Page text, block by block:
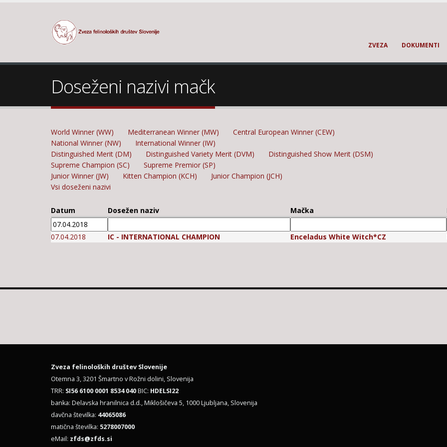
ZVEZA DOKUMENTI
Doseženi nazivi mačk
World Winner (WW) Mediterranean Winner (MW)
Central European Winner (CEW)
National Winner (NW)
International Winner (IW)
Distinguished Merit (DM)
Distinguished Variety Merit (DVM)
Distinguished Show Merit (DSM)
Supreme Champion (SC)
Supreme Premior (SP)
Junior Winner (JW)
Kitten Champion (KCH)
Junior Champion (JCH)
Vsi doseženi nazivi
Datum Dosežen naziv Mačka
07.04.2018 IC - INTERNATIONAL CHAMPION Enceladus White Witch*CZ
Zveza felinoloških društev Slovenije
Otemna 3, 3201 Šmartno v Rožni dolini, Slovenija
TRR: SI56 6100 0001 8534 040BIC: HDELSI22
banka: Delavska hranilnica d.d., Miklošičeva 5, 1000 Ljubljana, Slovenija
davčna številka: 44065086
matična številka: 5278007000
eMail: zfds@zfds.si